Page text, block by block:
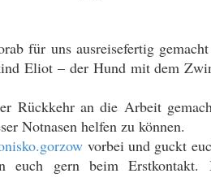
für uns ausreisefertig
Eliot – der Hund mit dem
Rückkehr an die Arbeit
Notnasen helfen zu können.
vorbei und guckt
gern beim